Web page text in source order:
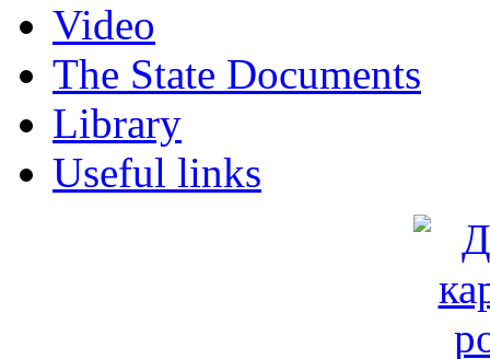
Video
The State Documents
Library
Useful links